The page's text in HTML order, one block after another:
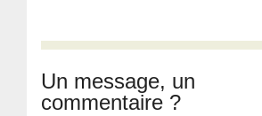
Un message, un
commentaire ?